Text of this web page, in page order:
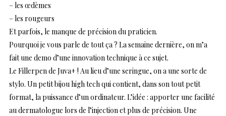
– les œdèmes
– les rougeurs
Et parfois, le manque de précision du praticien.
Pourquoi je vous parle de tout ça ? La semaine dernière, on m’a
fait une demo d’une innovation technique à ce sujet.
Le Fillerpen de Juva+ ! Au lieu d’une seringue, on a une sorte de
stylo. Un petit bijou high tech qui contient, dans son tout petit
format, la puissance d’un ordinateur. L’idée : apporter une facilité
au dermatologue lors de l’injection et plus de précision. Une